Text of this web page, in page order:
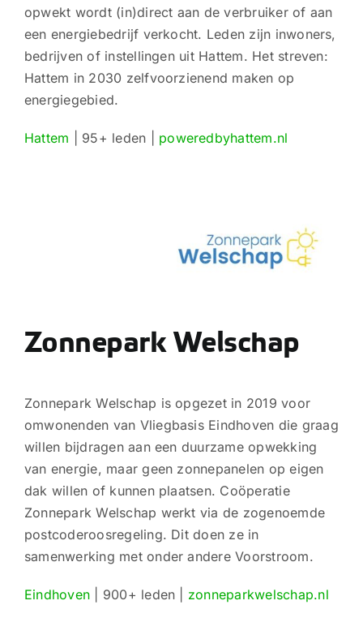
opwekt wordt (in)direct aan de verbruiker of aan
een energiebedrijf verkocht. Leden zijn inwoners,
bedrijven of instellingen uit Hattem. Het streven:
Hattem in 2030 zelfvoorzienend maken op
energiegebied.
Hattem | 95+ leden | poweredbyhattem.nl
Zonnepark Welschap
Zonnepark Welschap is opgezet in 2019 voor
omwonenden van Vliegbasis Eindhoven die graag
willen bijdragen aan een duurzame opwekking
van energie, maar geen zonnepanelen op eigen
dak willen of kunnen plaatsen. Coöperatie
Zonnepark Welschap werkt via de zogenoemde
postcoderoosregeling. Dit doen ze in
samenwerking met onder andere Voorstroom.
Eindhoven | 900+ leden | zonneparkwelschap.nl